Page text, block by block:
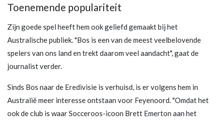
Toenemende populariteit
Zijn goede spel heeft hem ook geliefd gemaakt bij het
Australische publiek. "Bos is een van de meest veelbelovende
spelers van ons land en trekt daarom veel aandacht", gaat de
journalist verder.
Sinds Bos naar de Eredivisie is verhuisd, is er volgens hem in
Australië meer interesse ontstaan voor Feyenoord. "Omdat het
ook de club is waar Socceroos-icoon Brett Emerton aan het